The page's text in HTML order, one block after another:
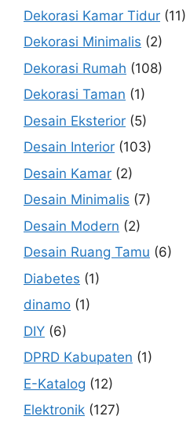
Dekorasi Kamar Tidur (11)
Dekorasi Minimalis (2)
Dekorasi Rumah (108)
Dekorasi Taman (1)
Desain Eksterior (5)
Desain Interior (103)
Desain Kamar (2)
Desain Minimalis (7)
Desain Modern (2)
Desain Ruang Tamu (6)
Diabetes (1)
dinamo (1)
DIY (6)
DPRD Kabupaten (1)
E-Katalog (12)
Elektronik (127)